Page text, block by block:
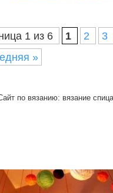
1 из 6 1 2
3
»
по вязанию: вязание